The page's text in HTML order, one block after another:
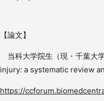
【論文】
当科大学院生（現・千葉大
injury: a systematic review
https://